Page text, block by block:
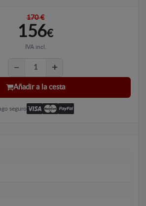
170 €
156€
IVA incl.
Añadir a la cesta
seguro